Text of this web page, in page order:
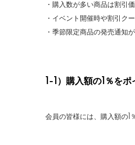
・購入数が多い商品は割引
・イベント開催時や割引ク
・季節限定商品の発売通知
1-1）購入額の1％を
会員の皆様には、購入額の1